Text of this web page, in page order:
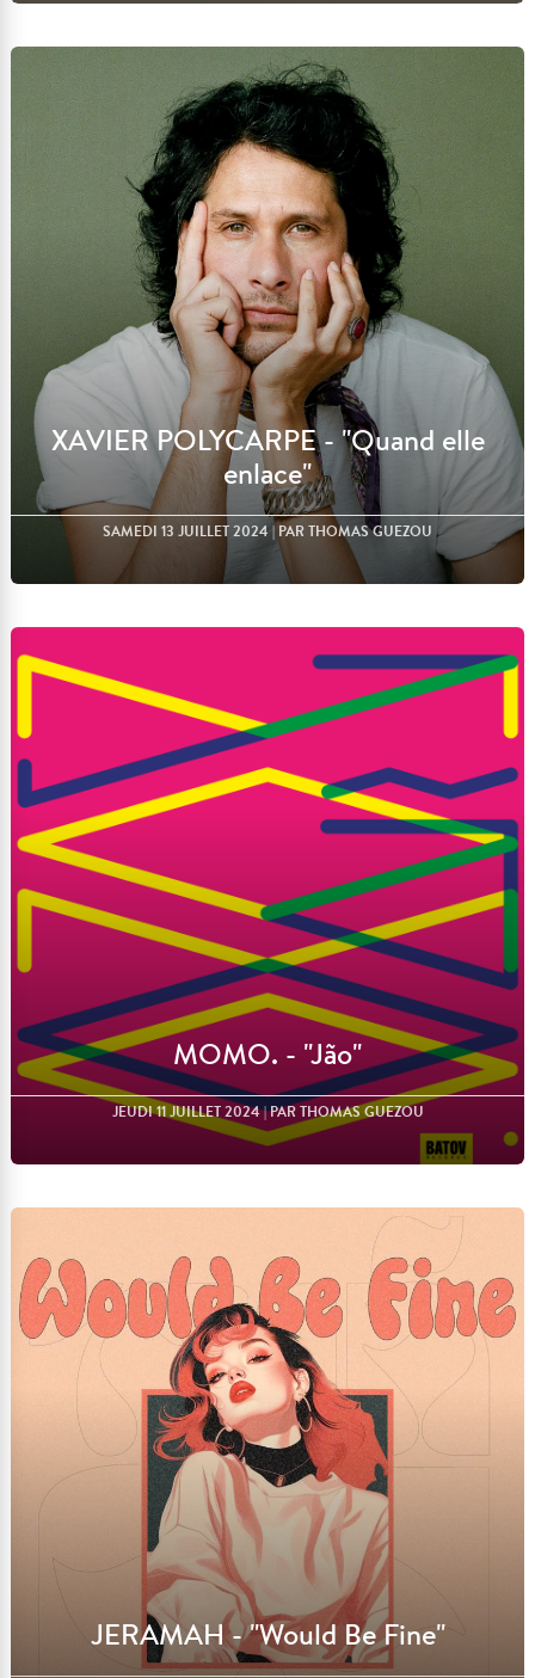
Lire l'article
XAVIER POLYCARPE - "Quand elle
enlace"
SAMEDI 13 JUILLET 2024 | PAR THOMAS GUEZOU
Lire l'article
MOMO. - "Jão"
JEUDI 11 JUILLET 2024| PAR THOMAS GUEZOU
Lire l'article
JERAMAH - "Would Be Fine"